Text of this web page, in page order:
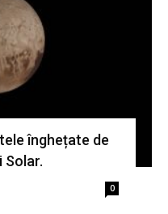
înghețate de
Solar.
0